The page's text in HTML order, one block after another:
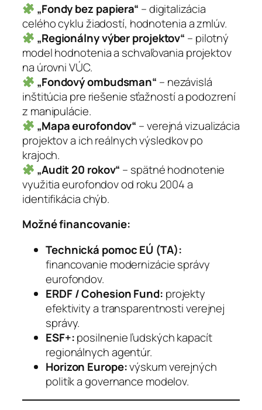
„Fondy bez papiera“ – digitalizácia
celého cyklu žiadostí, hodnotenia a zmlúv.
„Regionálny výber projektov“ – pilotný
model hodnotenia a schvaľovania projektov
na úrovni VÚC.
„Fondový ombudsman“ – nezávislá
inštitúcia pre riešenie sťažností a podozrení
z manipulácie.
„Mapa eurofondov“ – verejná vizualizácia
projektov a ich reálnych výsledkov po
krajoch.
„Audit 20 rokov“ – spätné hodnotenie
využitia eurofondov od roku 2004 a
identifikácia chýb.
Možné financovanie:
Technická pomoc EÚ (TA):
financovanie modernizácie správy
eurofondov.
ERDF / Cohesion Fund: projekty
efektivity a transparentnosti verejnej
správy.
ESF+:posilnenie ľudských kapacít
regionálnych agentúr.
Horizon Europe:výskum verejných
politík a governance modelov.